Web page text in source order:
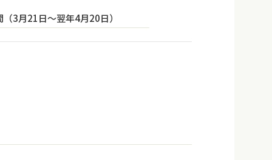
3月21日〜翌年4月20日）